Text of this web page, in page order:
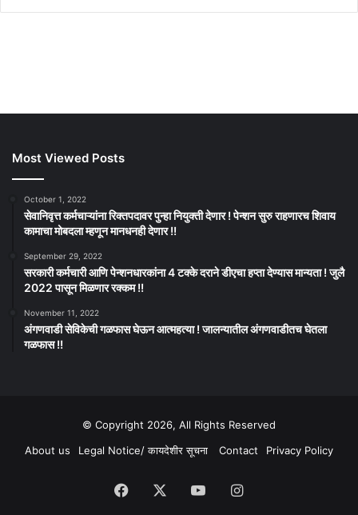
Most Viewed Posts
October 1, 2022
सेवानिवृत्त कर्मचाऱ्यांना रिक्तपदावर पुन्हा नियुक्ती देणार ! पेन्शन सुरु राहणारच शिवाय
कामाचा मोबदला म्हणून मानधनही देणार !!
September 29, 2022
सरकारी कर्मचारी आणि पेन्शनधारकांना 4 टक्के दराने डीएचा हप्ता देण्यास मान्यता ! जुलै
2022 पासून मिळणार रक्कम !!
November 11, 2022
अंगणवाडी सेविकेची गळफास घेऊन आत्महत्या ! जालन्यातील अंगणवाडीतच घेतला
गळफास !!
© Copyright 2026, All Rights Reserved
About us
Legal Notice/ कायदेशीर सूचना Contact Privacy Policy
Facebook YouTubeInstagram